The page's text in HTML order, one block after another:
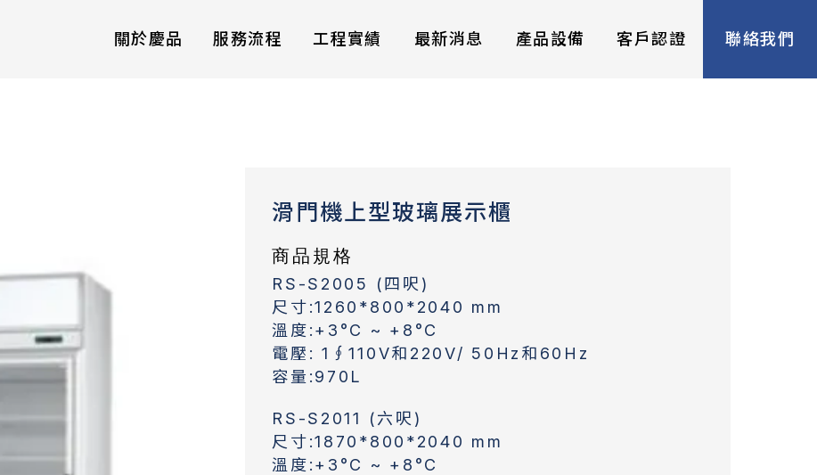
關於慶品 服務流程 工程實績 最新消息 產品設備 客戶認證 聯絡我們
滑門機上型玻璃展示櫃
商品規格
RS-S2005 (四呎)
尺寸:1260*800*2040 mm
溫度:+3°C ~ +8°C
電壓: 1∮110V和220V/ 50Hz和60Hz
容量:970L
RS-S2011 (六呎)
尺寸:1870*800*2040 mm
溫度:+3°C ~ +8°C